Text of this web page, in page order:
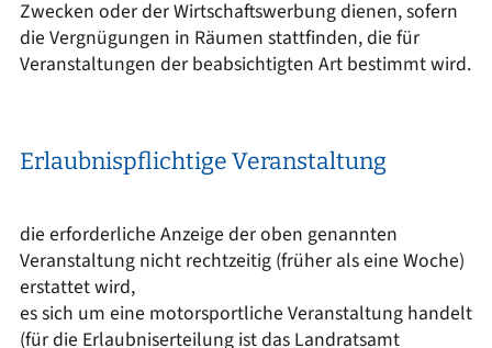
Zwecken oder der Wirtschaftswerbung dienen, sofern
die Vergnügungen in Räumen stattfinden, die für
Veranstaltungen der beabsichtigten Art bestimmt wird.
Erlaubnispflichtige Veranstaltung
die erforderliche Anzeige der oben genannten
Veranstaltung nicht rechtzeitig (früher als eine Woche)
erstattet wird,
es sich um eine motorsportliche Veranstaltung handelt
(für die Erlaubniserteilung ist das Landratsamt